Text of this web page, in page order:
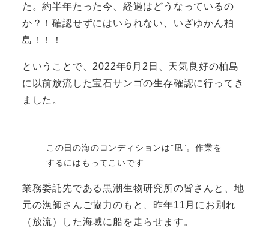
た。約半年たった今、経過はどうなっているの
か？！確認せずにはいられない、いざゆかん柏
島！！！
ということで、2022年6月2日、天気良好の柏島
に以前放流した宝石サンゴの生存確認に行ってき
ました。
この日の海のコンディションは”凪”。作業を
するにはもってこいです
業務委託先である黒潮生物研究所の皆さんと、地
元の漁師さんご協力のもと、昨年11月にお別れ
（放流）した海域に船を走らせます。